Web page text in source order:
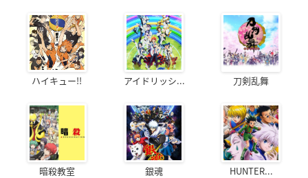
ハイキュー!! アイドリッシ... 刀剣乱舞
暗殺教室 銀魂 HUNTER...